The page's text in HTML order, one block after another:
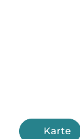
Karte